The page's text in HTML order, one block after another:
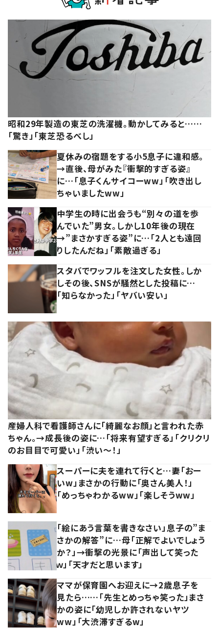
昭和29年製造の東芝の洗濯機。動かしてみると……
「驚き」「東芝恐るべし」
夏休みの宿題をする小5息子に違和感。
→直後、母がみた『衝撃的すぎる姿』
に…「息子くんサイコーww」「吹き出し
ちゃいましたww」
中学生の時に出会うも“別々の道を歩
んでいた”男女。しかし10年後の現在
→”まさかすぎる姿”に…「2人とも遠回
りしたんだね」「素敵過ぎる」
スタバでワッフルを注文した女性。しか
しその後、SNSが騒然とした投稿に…
「知らなかった」「ヤバい安い」
産婦人科で看護師さんに「綺麗なお顔」と言われた赤
ちゃん。→成長後の姿に…「将来有望すぎる」「クリクリ
のお目目で可愛い」「渋い～！」
スーパーに夫を連れて行くと…妻「おー
いw」まさかの行動に「奥さん美人！」
「めっちゃわかるww」「楽しそうww」
「絵にあう言葉を書きなさい」息子の”ま
さかの解答”に…母「正解でよいでしょう
か？」→衝撃の光景に「声出して笑った
ｗ」「天才だと思います」
ママが保育園へお迎えに→2歳息子を
見たら……「先生とめっちゃ笑った」まさ
かの姿に「幼児しか許されないヤツ
ww」「大渋滞すぎるw」